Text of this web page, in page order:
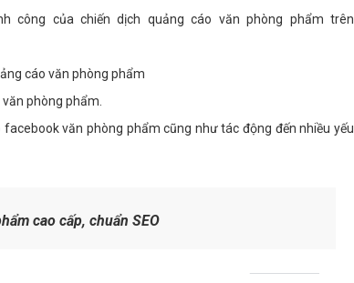
công của chiến dịch quảng cáo văn phòng phẩm trên
cáo văn phòng phẩm
phòng phẩm.
văn phòng phẩm cũng như tác động đến nhiều yếu
cao cấp, chuẩn SEO